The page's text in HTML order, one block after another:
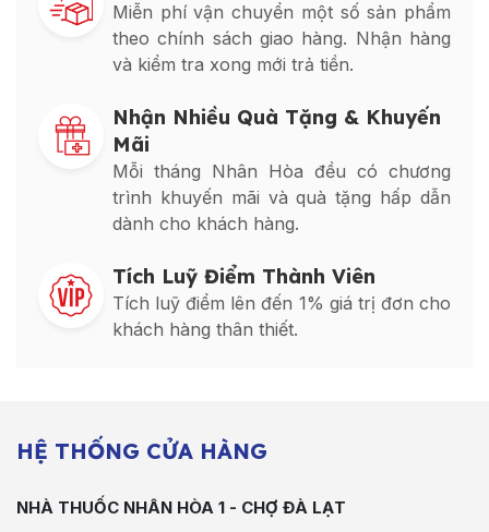
Miễn phí vận chuyển một số sản phẩm
theo chính sách giao hàng. Nhận hàng
và kiểm tra xong mới trả tiền.
Nhận Nhiều Quà Tặng & Khuyến
Mãi
Mỗi tháng Nhân Hòa đều có chương
trình khuyến mãi và quà tặng hấp dẫn
dành cho khách hàng.
Tích Luỹ Điểm Thành Viên
Tích luỹ điểm lên đến 1% giá trị đơn cho
khách hàng thân thiết.
HỆ THỐNG CỬA HÀNG
NHÀ THUỐC NHÂN HÒA 1 - CHỢ ĐÀ LẠT